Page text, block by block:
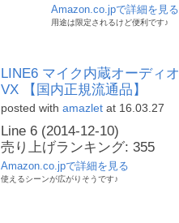
Amazon.co.jpで詳細を見る
用途は限定されるけど便利です♪
LINE6 マイク内蔵オーディ
VX 【国内正規流通品】
posted with amazlet at 16.03.27
Line 6 (2014-12-10)
売り上げランキング: 355
Amazon.co.jpで詳細を見る
使えるシーンが広がりそうです♪